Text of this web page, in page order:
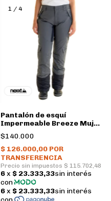
1/ 4
Pantalón de esquí
Impermeable Breeze Mujer
• Steel • Nexxt
$140.000